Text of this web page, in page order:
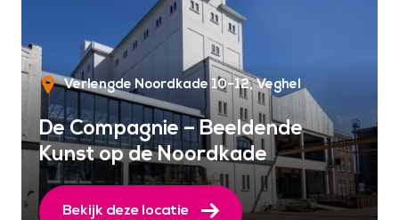
Verlengde Noordkade 10-12 Veghel
De Compagnie – Beeldende
Kunst op de Noordkade
Bekijk deze locatie